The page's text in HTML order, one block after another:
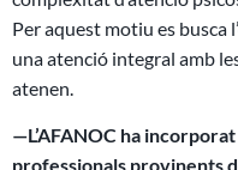
Per aquest motiu es busca
una atenció integral amb
atenen.
—L’AFANOC ha
professionals provinents